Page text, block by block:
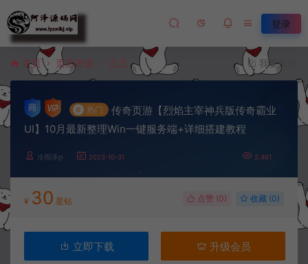
登录
首页 页游资源 正文 我要投稿
# 热门
传奇页游【烈焰主宰神兵版传奇霸业
UI】10月最新整理Win一键服务端+详细搭建教程
冷雨泽ღ 2023-10-31 2,461
¥ 30 星钻 点赞 (0) 收藏 (0)
立即下载 升级会员